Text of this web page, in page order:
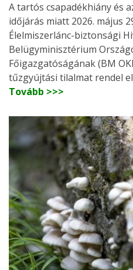
A tartós csapadékhiány és
időjárás miatt 2026. május
Élelmiszerlánc-biztonsági
Belügyminisztérium
Főigazgatóságának (BM
tűzgyújtási tilalmat rendel
Tovább >>>